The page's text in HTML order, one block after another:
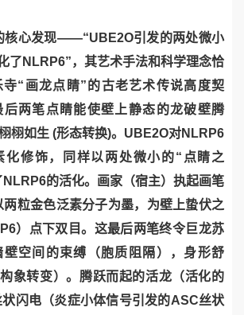
核心发现——“UBE2O引发的两处微小
了 NLRP6”，其艺术手法和科学理念恰
“画龙点睛”的古老艺术传说高度契
两笔点睛能使壁上静态的龙破壁腾
栩如生 (形态转换)。 UBE2O对NLRP6
化修饰，同样以两处微小的“点睛之
NLRP6的活化。画家（宿主）执起画笔
两粒金色泛素分子为墨，为壁上蛰伏之
）点下双目。这最后两笔终令巨龙苏
壁空间的束缚（胞质阻隔），身形舒
象转变）。腾跃而起的活龙（活化的
闪电（炎症小体信号引发的ASC丝状